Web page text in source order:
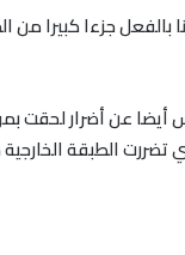
جزءا كبيرا
عن أضرار لحقت
تضررت الطبقة